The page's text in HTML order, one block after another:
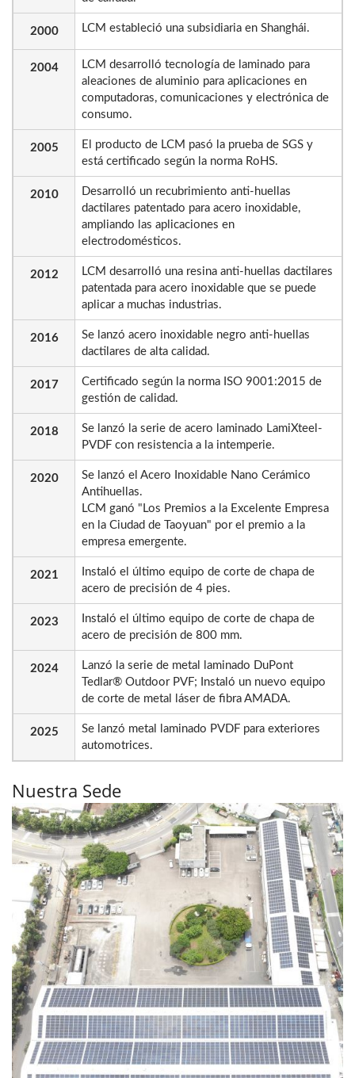
2000 LCM estableció una subsidiaria en Shanghái.
2004
LCM desarrolló tecnología de laminado para
aleaciones de aluminio para aplicaciones en
computadoras, comunicaciones y electrónica de
consumo.
2005
El producto de LCM pasó la prueba de SGS y
está certificado según la norma RoHS.
2010
Desarrolló un recubrimiento anti-huellas
dactilares patentado para acero inoxidable,
ampliando las aplicaciones en
electrodomésticos.
2012
LCM desarrolló una resina anti-huellas dactilares
patentada para acero inoxidable que se puede
aplicar a muchas industrias.
2016
Se lanzó acero inoxidable negro anti-huellas
dactilares de alta calidad.
2017
Certificado según la norma ISO 9001:2015 de
gestión de calidad.
2018
Se lanzó la serie de acero laminado LamiXteel-
PVDF con resistencia a la intemperie.
2020
Se lanzó el Acero Inoxidable Nano Cerámico
Antihuellas.
LCM ganó "Los Premios a la Excelente Empresa
en la Ciudad de Taoyuan" por el premio a la
empresa emergente.
2021
Instaló el último equipo de corte de chapa de
acero de precisión de 4 pies.
2023
Instaló el último equipo de corte de chapa de
acero de precisión de 800 mm.
2024
Lanzó la serie de metal laminado DuPont
Tedlar® Outdoor PVF; Instaló un nuevo equipo
de corte de metal láser de fibra AMADA.
2025
Se lanzó metal laminado PVDF para exteriores
automotrices.
Nuestra Sede